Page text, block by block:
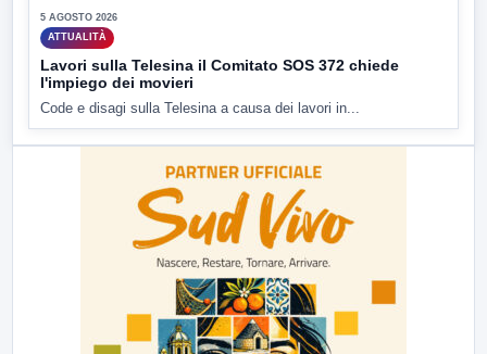
5 AGOSTO 2026
ATTUALITÀ
Lavori sulla Telesina il Comitato SOS 372 chiede
l'impiego dei movieri
Code e disagi sulla Telesina a causa dei lavori in...